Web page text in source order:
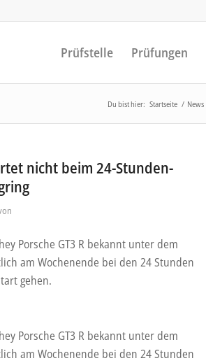
Prüfstelle Prüfungen
Du bist hier: Startseite / News
nicht beim 24-Stunden-
Porsche GT3 R bekannt unter dem
am Wochenende bei den 24 Stunden
gehen.
Porsche GT3 R bekannt unter dem
am Wochenende bei den 24 Stunden